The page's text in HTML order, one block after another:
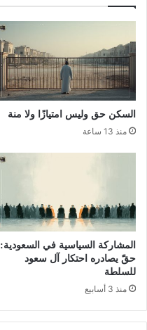
السكن حق وليس امتيازًا ولا منة
منذ 13 ساعة
المشاركة السياسية في السعودية:
حقّ يصادره احتكار آل سعود
للسلطة
منذ 3 أسابيع